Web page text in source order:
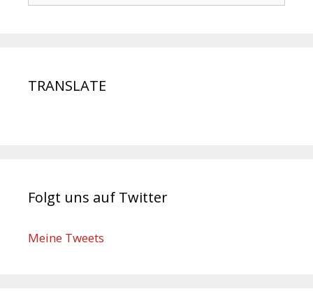
TRANSLATE
Folgt uns auf Twitter
Meine Tweets